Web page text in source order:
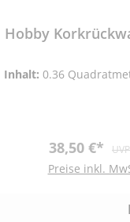
Hobby
Inhalt: 0.36
38,50 €*
Preise inkl.